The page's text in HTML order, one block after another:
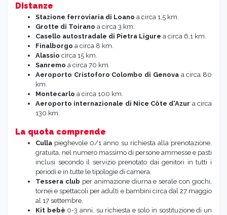
Distanze
Stazione ferroviaria di Loano a circa 1,5 km.
Grotte di Toirano a circa 3 km.
Casello autostradale di Pietra Ligure a circa 6,1 km.
Finalborgo a circa 8 km.
Alassio circa 15 km.
Sanremo a circa 70 km.
Aeroporto Cristoforo Colombo di Genovaa circa 80
km.
Montecarlo a circa 100 km.
Aeroporto internazionale di Nice Côte d'Azur a circa
130 km.
La quota comprende
Culla pieghevole 0/1 anno su richiesta alla prenotazione,
gratuita, nel numero massimo di persone ammesse e pasti
inclusi secondo il servizio prenotato dai genitori in tutti i
periodi e in tutte le tipologie di camera.
Tessera club per animazione diurna e serale con giochi,
tornei e spettacoli per adulti e bambini circa dal 27 maggio
al 17 settembre.
Kit bebè 0-3 anni, su richiesta e solo in sostituzione di un